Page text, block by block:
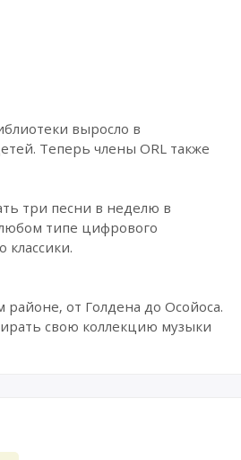
выросло в
Теперь члены ORL также
три песни в неделю в
типе цифрового
классики.
от Голдена до Осойоса.
свою коллекцию музыки